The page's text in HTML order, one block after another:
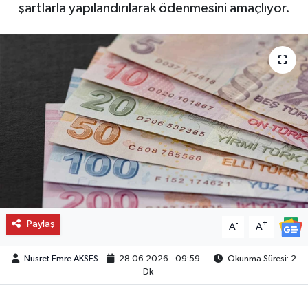
şartlarla yapılandırılarak ödenmesini amaçlıyor.
Paylaş A- A+
Nusret Emre AKSES 28.06.2026 - 09:59
Okunma Süresi: 2
Dk